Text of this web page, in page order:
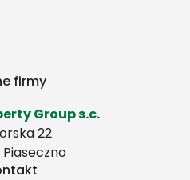
firmy
Group s.c.
22